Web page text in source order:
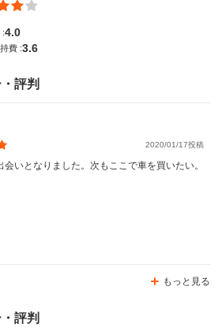
:4.0
費 :3.6
評判
2020/01/17投稿
会いとなりました。次もここで車を買いたい。
もっと見る
評判